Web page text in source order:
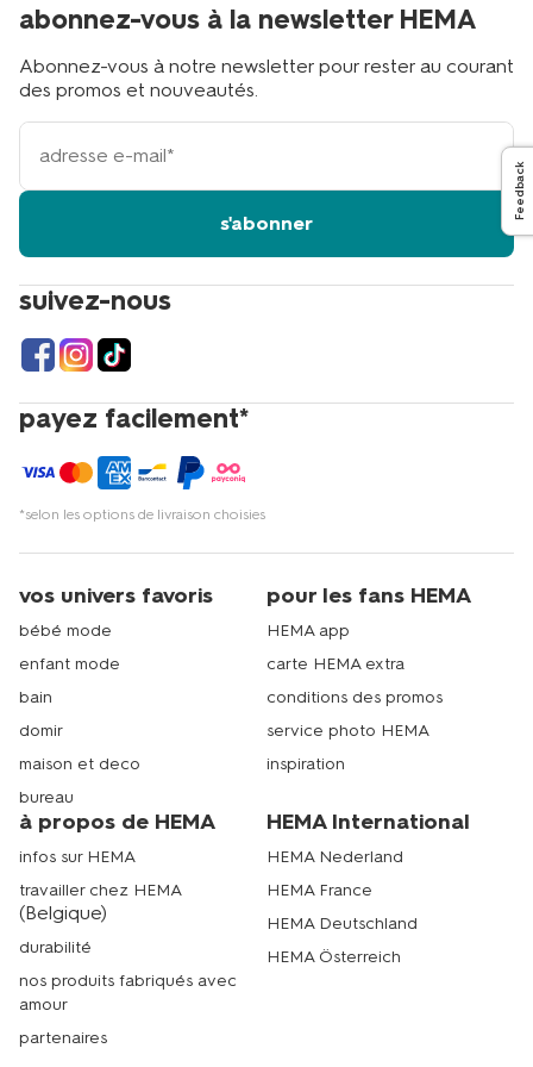
suivez-nous
payez facilement*
*selon les options de livraison choisies
abonnez-vous à la newsletter HEMA
Abonnez-vous à notre newsletter pour rester au courant
des promos et nouveautés.
votre
adresse
s'abonner
vos univers favoris
bébé mode
enfant mode
bain
domir
maison et deco
bureau
pour les fans HEMA
HEMA app
carte HEMA extra
conditions des promos
service photo HEMA
inspiration
à propos de HEMA
infos sur HEMA
travailler chez HEMA
(Belgique)
durabilité
nos produits fabriqués avec
amour
partenaires
HEMA International
HEMA Nederland
HEMA France
HEMA Deutschland
HEMA Österreich
Feedback